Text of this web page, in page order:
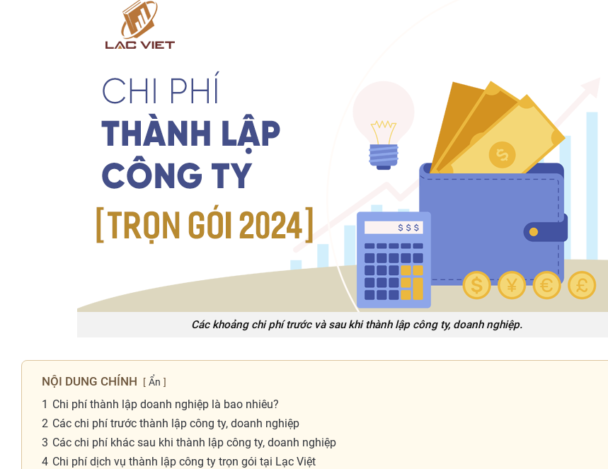
Các khoảng chi phí trước và sau khi thành lập công ty, doanh nghiệp.
NỘI DUNG CHÍNH Ẩn
1 Chi phí thành lập doanh nghiệp là bao nhiêu?
2 Các chi phí trước thành lập công ty, doanh nghiệp
3 Các chi phí khác sau khi thành lập công ty, doanh nghiệp
4 Chi phí dịch vụ thành lập công ty trọn gói tại Lạc Việt